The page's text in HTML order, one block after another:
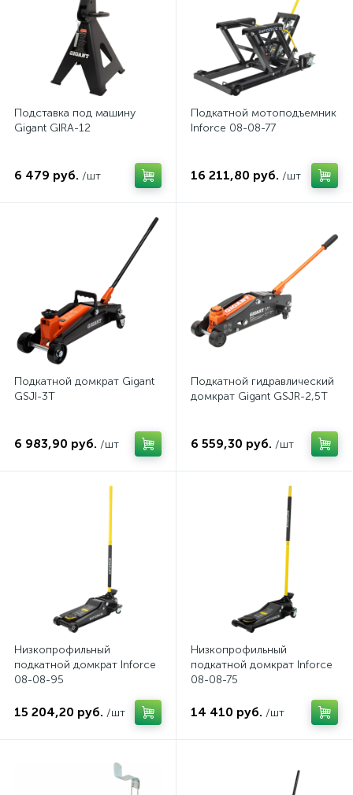
Подставка под машину
Gigant GIRA-12
6 479 руб. /шт
Подкатной мотоподъемник
Inforce 08-08-77
16 211,80 руб. /шт
Подкатной домкрат Gigant
GSJI-3T
6 983,90 руб. /шт
Подкатной гидравлический
домкрат Gigant GSJR-2,5T
6 559,30 руб. /шт
Низкопрофильный
подкатной домкрат Inforce
08-08-95
15 204,20 руб. /шт
Низкопрофильный
подкатной домкрат Inforce
08-08-75
14 410 руб. /шт